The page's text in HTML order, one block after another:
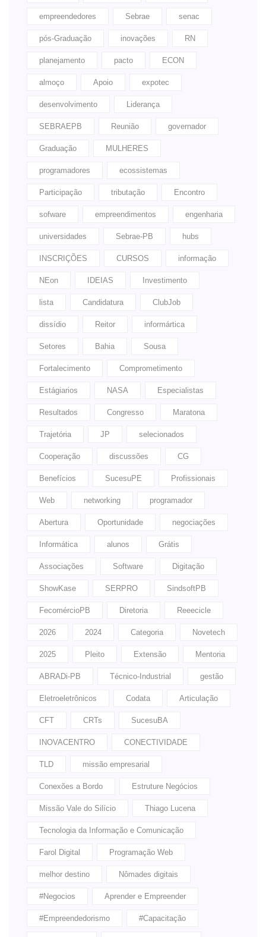
empreendedores Sebrae senac
pós-Graduação inovações RN
planejamento pacto ECON
almoço Apoio expotec
desenvolvimento Liderança
SEBRAEPB Reunião governador
Graduação MULHERES
programadores ecossistemas
Participação tributação Encontro
sofware empreendimentos engenharia
universidades Sebrae-PB hubs
INSCRIÇÕES CURSOS informação
NEon IDEIAS Investimento
lista Candidatura ClubJob
dissídio Reitor informártica
Setores Bahia Sousa
Fortalecimento Comprometimento
Estágiarios NASA Especialistas
Resultados Congresso Maratona
Trajetória JP selecionados
Cooperação discussões CG
Benefícios SucesuPE Profissionais
Web networking programador
Abertura Oportunidade negociações
Informática alunos Grátis
Associações Software Digitação
ShowKase SERPRO SindsoftPB
FecomércioPB Diretoria Reeecicle
2026 2024 Categoria Novetech
2025 Pleito Extensão Mentoria
ABRADi-PB Técnico-Industrial gestão
Eletroeletrônicos Codata Articulação
CFT CRTs SucesuBA
INOVACENTRO CONECTIVIDADE
TLD missão empresarial
Conexões a Bordo Estruture Negócios
Missão Vale do Silício Thiago Lucena
Tecnologia da Informação e Comunicação
Farol Digital Programação Web
melhor destino Nômades digitais
#Negocios Aprender e Empreender
#Empreendedorismo #Capacitação